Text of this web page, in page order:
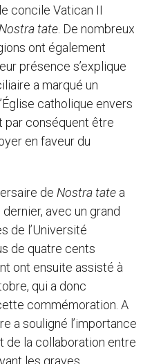
concile Vatican II
ӕtate. De nombreux
ont également
présence s’explique
a marqué un
catholique envers
par conséquent être
en faveur du
de Nostra ӕtate a
avec un grand
de l’Université
de quatre cents
ont ensuite assisté à
qui a donc
commémoration. A
a souligné l’importance
de la collaboration entre